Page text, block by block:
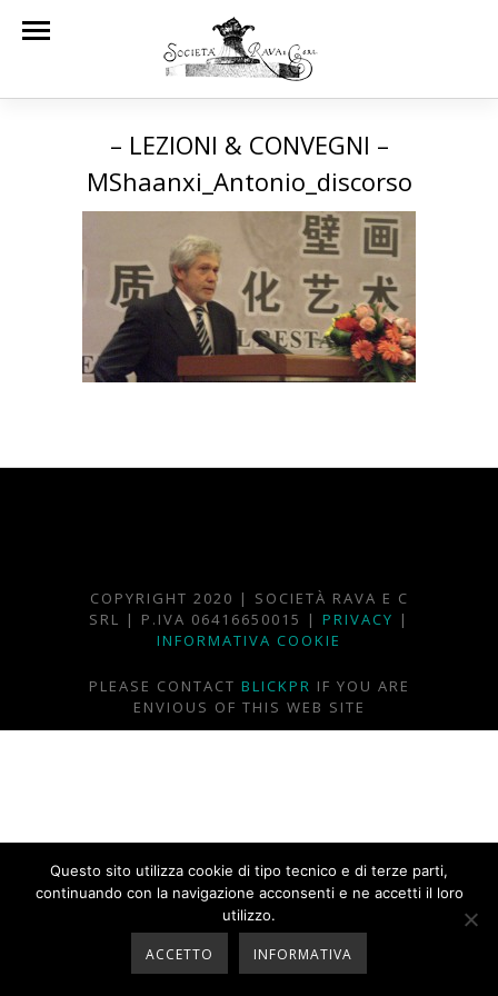
– LEZIONI & CONVEGNI –
MShaanxi_Antonio_discorso
COPYRIGHT 2020 | SOCIETÀ RAVA E C
SRL | P.IVA 06416650015 | PRIVACY |
INFORMATIVA COOKIE
PLEASE CONTACT BLICKPR IF YOU ARE
ENVIOUS OF THIS WEB SITE
Questo sito utilizza cookie di tipo tecnico e di terze parti,
continuando con la navigazione acconsenti e ne accetti il loro
utilizzo.
ACCETTO INFORMATIVA